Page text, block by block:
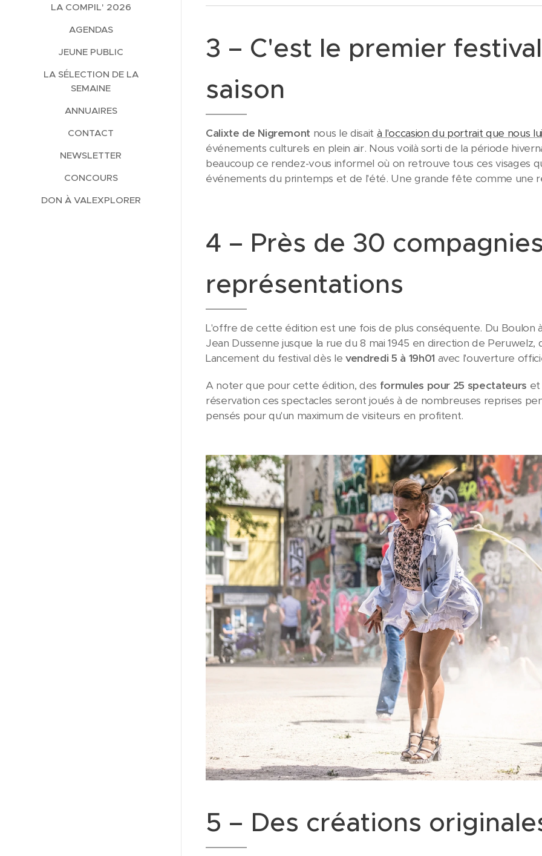
LA COMPIL' 2026
AGENDAS
JEUNE PUBLIC
LA SÉLECTION DE LA
SEMAINE
ANNUAIRES
CONTACT
NEWSLETTER
CONCOURS
DON À VALEXPLORER
3 – C'est le premier
saison
Calixte de Nigremont nous le disait à l'occasion du portrait que nous
événements culturels en plein air. Nous voilà sorti de la période
beaucoup ce rendez-vous informel où on retrouve tous ces visages
événements du printemps et de l'été. Une grande fête comme une
4 – Près de 30
représentations
L'offre de cette édition est une fois de plus conséquente. Du Boulon
Jean Dussenne jusque la rue du 8 mai 1945 en direction de
Lancement du festival dès levendredi 5 à 19h01 avec l'ouverture
A noter que pour cette édition, des formules pour 25 spectateurs et
réservation ces spectacles seront joués à de nombreuses reprises
pensés pour qu'un maximum de visiteurs en profitent.
5 – Des créations